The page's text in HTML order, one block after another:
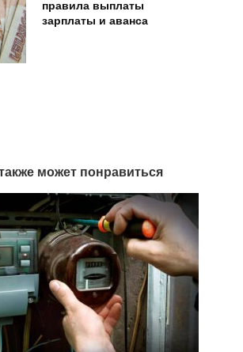
правила выплаты
зарплаты и аванса
может понравиться